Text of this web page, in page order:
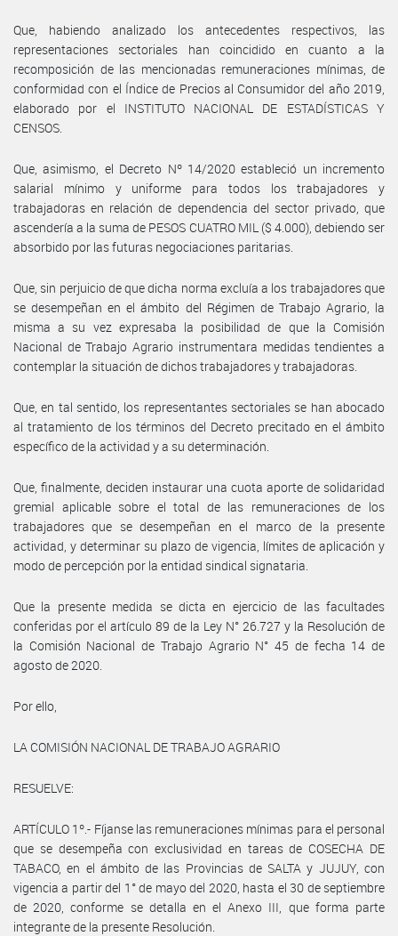
Que, habiendo analizado los antecedentes respectivos, las
representaciones sectoriales han coincidido en cuanto a la
recomposición de las mencionadas remuneraciones mínimas, de
conformidad con el Índice de Precios al Consumidor del año 2019,
elaborado por el INSTITUTO NACIONAL DE ESTADÍSTICAS Y
CENSOS.
Que, asimismo, el Decreto Nº 14/2020 estableció un incremento
salarial mínimo y uniforme para todos los trabajadores y
trabajadoras en relación de dependencia del sector privado, que
ascendería a la suma de PESOS CUATRO MIL ($ 4.000), debiendo ser
absorbido por las futuras negociaciones paritarias.
Que, sin perjuicio de que dicha norma excluía a los trabajadores que
se desempeñan en el ámbito del Régimen de Trabajo Agrario, la
misma a su vez expresaba la posibilidad de que la Comisión
Nacional de Trabajo Agrario instrumentara medidas tendientes a
contemplar la situación de dichos trabajadores y trabajadoras.
Que, en tal sentido, los representantes sectoriales se han abocado
al tratamiento de los términos del Decreto precitado en el ámbito
específico de la actividad y a su determinación.
Que, finalmente, deciden instaurar una cuota aporte de solidaridad
gremial aplicable sobre el total de las remuneraciones de los
trabajadores que se desempeñan en el marco de la presente
actividad, y determinar su plazo de vigencia, límites de aplicación y
modo de percepción por la entidad sindical signataria.
Que la presente medida se dicta en ejercicio de las facultades
conferidas por el artículo 89 de la Ley N° 26.727 y la Resolución de
la Comisión Nacional de Trabajo Agrario N° 45 de fecha 14 de
agosto de 2020.
Por ello,
LA COMISIÓN NACIONAL DE TRABAJO AGRARIO
RESUELVE:
ARTÍCULO 1º.- Fíjanse las remuneraciones mínimas para el personal
que se desempeña con exclusividad en tareas de COSECHA DE
TABACO, en el ámbito de las Provincias de SALTA y JUJUY, con
vigencia a partir del 1° de mayo del 2020, hasta el 30 de septiembre
de 2020, conforme se detalla en el Anexo III, que forma parte
integrante de la presente Resolución.